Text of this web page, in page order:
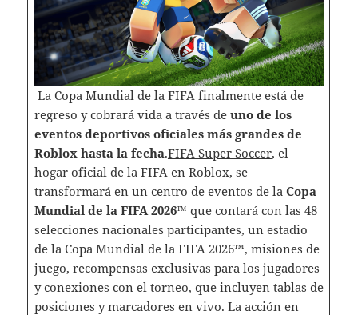
La Copa Mundial de la FIFA finalmente está de
regreso y cobrará vida a través de uno de los
eventos deportivos oficiales más grandes de
Roblox hasta la fecha.FIFA Super Soccer, el
hogar oficial de la FIFA en Roblox, se
transformará en un centro de eventos de laCopa
Mundial de la FIFA 2026™ que contará con las 48
selecciones nacionales participantes, un estadio
de la Copa Mundial de la FIFA 2026™, misiones de
juego, recompensas exclusivas para los jugadores
y conexiones con el torneo, que incluyen tablas de
posiciones y marcadores en vivo. La acción en